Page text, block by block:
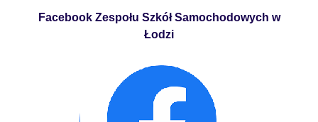
Facebook Zespołu Szkół Samochodowych w
Łodzi